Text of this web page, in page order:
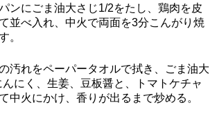
ンにごま油大さじ1/2をたし、鶏肉を皮
並べ入れ、中火で両面を3分こんがり焼
。
汚れをペーパータオルで拭き、ごま油大
んにく、生姜、豆板醤と、トマトケチャ
中火にかけ、香りが出るまで炒める。